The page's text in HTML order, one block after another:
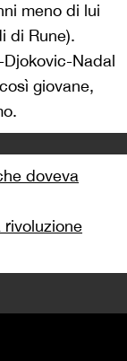
meno di lui
di Rune).
Djokovic-Nadal
giovane,
doveva